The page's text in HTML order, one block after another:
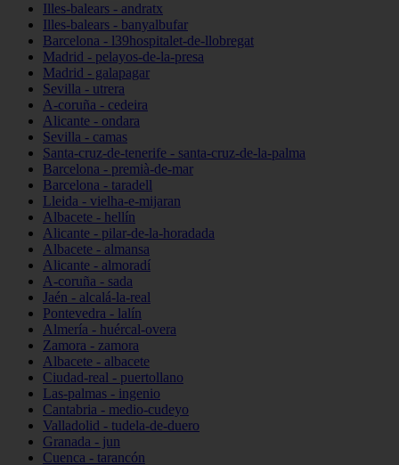
Illes-balears - andratx
Illes-balears - banyalbufar
Barcelona - l39hospitalet-de-llobregat
Madrid - pelayos-de-la-presa
Madrid - galapagar
Sevilla - utrera
A-coruña - cedeira
Alicante - ondara
Sevilla - camas
Santa-cruz-de-tenerife - santa-cruz-de-la-palma
Barcelona - premià-de-mar
Barcelona - taradell
Lleida - vielha-e-mijaran
Albacete - hellín
Alicante - pilar-de-la-horadada
Albacete - almansa
Alicante - almoradí
A-coruña - sada
Jaén - alcalá-la-real
Pontevedra - lalín
Almería - huércal-overa
Zamora - zamora
Albacete - albacete
Ciudad-real - puertollano
Las-palmas - ingenio
Cantabria - medio-cudeyo
Valladolid - tudela-de-duero
Granada - jun
Cuenca - tarancón